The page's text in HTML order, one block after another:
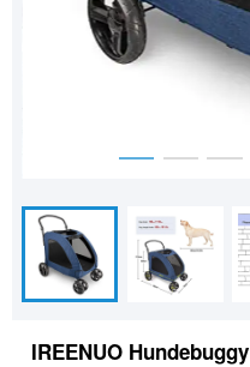
IREENUO Hundebuggy